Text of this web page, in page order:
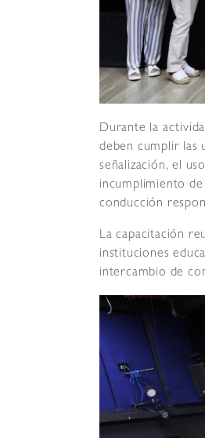
Durante la
deben cumplir las
señalización, el
incumplimiento
conducción
La capacitación
instituciones
intercambio de